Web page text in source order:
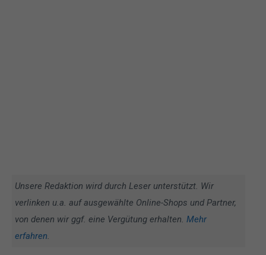
Unsere Redaktion wird durch Leser unterstützt. Wir
verlinken u.a. auf ausgewählte Online-Shops und Partner,
von denen wir ggf. eine Vergütung erhalten. Mehr
erfahren.